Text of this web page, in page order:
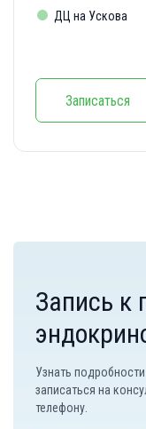
ДЦ на Ускова
Записаться
Запись к
Узнать
записаться на
телефону.